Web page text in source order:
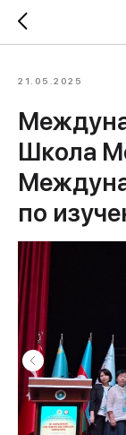
21.05.2025
Школа
по